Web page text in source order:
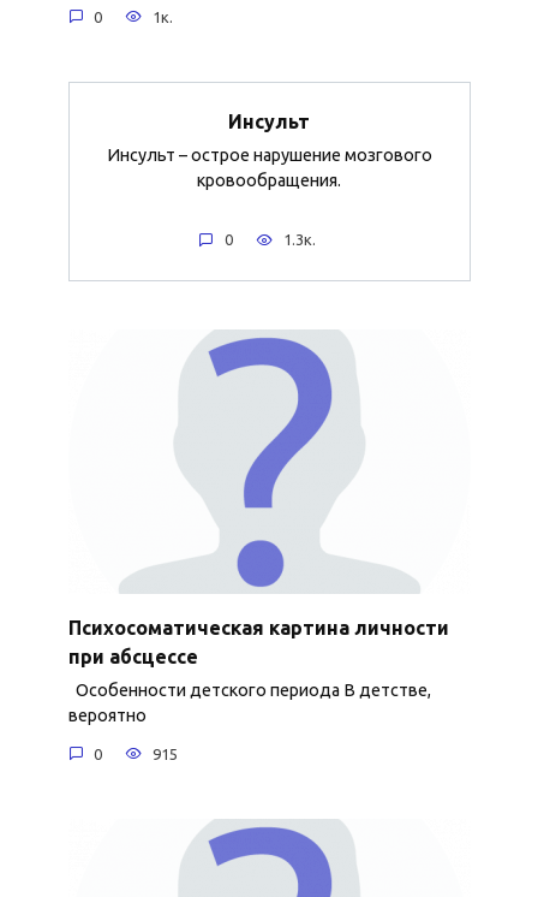
0 1к.
Инсульт
Инсульт – острое нарушение мозгового
кровообращения.
0 1.3к.
Психосоматическая картина личности
при абсцессе
Особенности детского периода В детстве,
вероятно
0 915